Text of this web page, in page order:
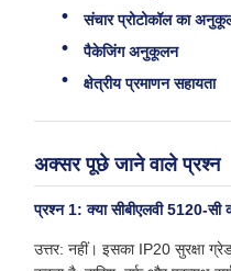
संचार प्रोटोकॉल का
पैकेजिंग अनुकूलन
क्षेत्रीय प्रमाणन सहायता
अक्सर पूछे जाने वाले प्रश्न
प्रश्न 1: क्या सीबीएलवी 5120-सी
उत्तर: नहीं। इसका IP20 सुरक्षा